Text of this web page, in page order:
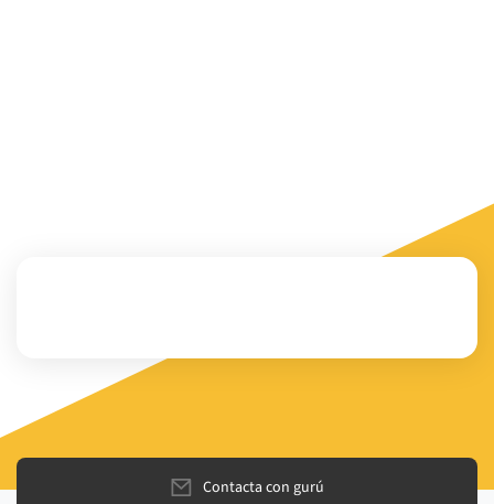
Contacta con gurú